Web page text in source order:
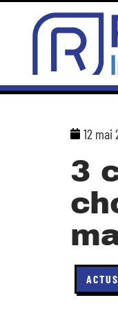
12 mai
3
ACTUS